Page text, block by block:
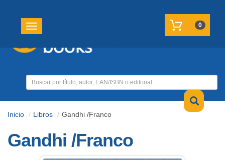
Toggle navigation 0
Inicio Libros Gandhi /Franco
Gandhi /Franco